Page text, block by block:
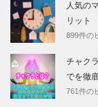
人気の
リット
899件の
チャク
でを徹
761件の